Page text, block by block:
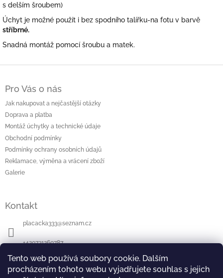
Tento web používá soubory cookie. Dalším
procházením tohoto webu vyjadřujete souhlas s jejich
s delším šroubem)
Úchyt je možné použít i bez spodního talířku-na fotu v barvě
stříbrné.
Snadná montáž pomocí šroubu a matek.
Pro Vás o nás
Jak nakupovat a nejčastější otázky
Doprava a platba
Montáž úchytky a technické údaje
Obchodní podmínky
Podmínky ochrany osobních údajů
Reklamace, výměna a vrácení zboží
Galerie
Kontakt
placacka333@seznam.cz
+420731260787
Najdete nás na Facebooku